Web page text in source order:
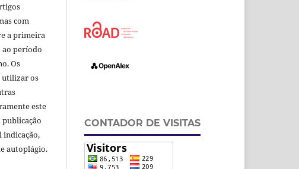
com
a primeira
ao período
Os
utilizar os
este
indicação,
autoplágio.
CONTADOR DE VISITAS